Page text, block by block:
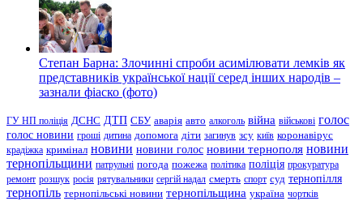
Степан Барна: Злочинні спроби асимілювати лемків як
представників української нації серед інших народів –
зазнали фіаско (фото)
ГУ НП поліція ДСНС ДТП СБУ аварія авто алкоголь війна військові голос
голос новини гроші дитина допомога діти загинув зсу київ коронавірус
крадіжка кримінал новини новини голос новини тернополя новини
тернопільщини патрульні погода пожежа політика поліція прокуратура
ремонт розшук росія рятувальники сергій надал смерть спорт суд тернопілля
тернопіль тернопільські новини тернопільщина україна чортків